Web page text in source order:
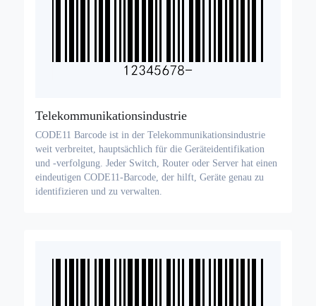
Telekommunikationsindustrie
CODE11 Barcode ist in der Telekommunikationsindustrie
weit verbreitet, hauptsächlich für die Geräteidentifikation
und -verfolgung. Jeder Switch, Router oder Server hat einen
eindeutigen CODE11-Barcode, der hilft, Geräte genau zu
identifizieren und zu verwalten.